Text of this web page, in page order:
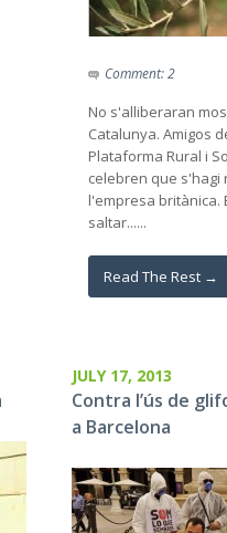
Comment: 2
No s'alliberaran
Catalunya. Amigos
Plataforma Rural i
celebren que
l'empresa britànica.
saltar......
Read The Rest →
JULY 17, 2013
Contra l’ús de
a Barcelona